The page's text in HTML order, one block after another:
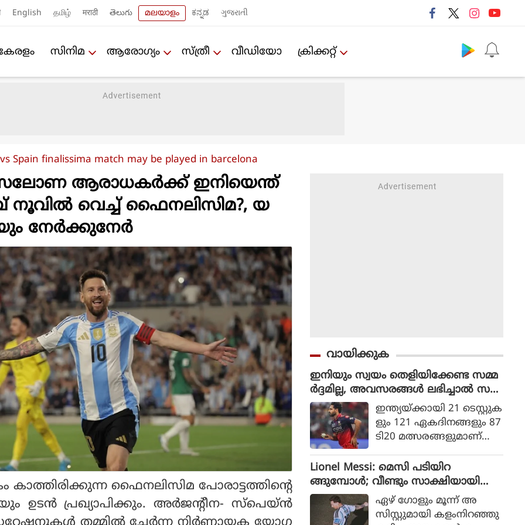
English தமிழ் मराठी తెలుగు മലയാളം ಕನ್ನಡ ગુજરાતી
സിനിമ ആരോഗ്യം സ്ത്രീ വീഡിയോ ക്രിക്കറ്റ്‌
Spain finalissima match may be played in barcelona
ആരാധകർക്ക് ഇനിയെന്ത്
നൂവിൽ വെച്ച് ഫൈനലിസിമ?, യ
നേർക്കുനേർ
ഫൈനലിസിമ പോരാട്ടത്തിൻ്റെ
ഉടൻ പ്രഖ്യാപിക്കും. അർജൻ്റീന- സ്പെയ്ൻ
വായിക്കുക
ഇനിയും സ്വയം തെളിയിക്കേണ്ട സമ്മ
ർദ്ദമില്ല, അവസരങ്ങൾ ലഭിച്ചാൽ സ
ന്തോഷം അത്രമാത്രം : ഭുവനേശ്വർ
കുമാർ
ഇന്ത്യയ്ക്കായി 21 ടെസ്റ്റുക
ളും 121 ഏകദിനങ്ങളും 87
ടി20 മത്സരങ്ങളുമാണ്
ളിച്ചിട്ടുള്ളത്.
Lionel Messi: മെസി പടിയിറ
ങ്ങുമ്പോൾ; വീണ്ടും സാക്ഷിയായി
മെറ്റ്‌ലൈഫ് ഏഴ് ഗോളും മൂന്ന് അ
സിസ്റ്റുമായി കളംനിറഞ്ഞു